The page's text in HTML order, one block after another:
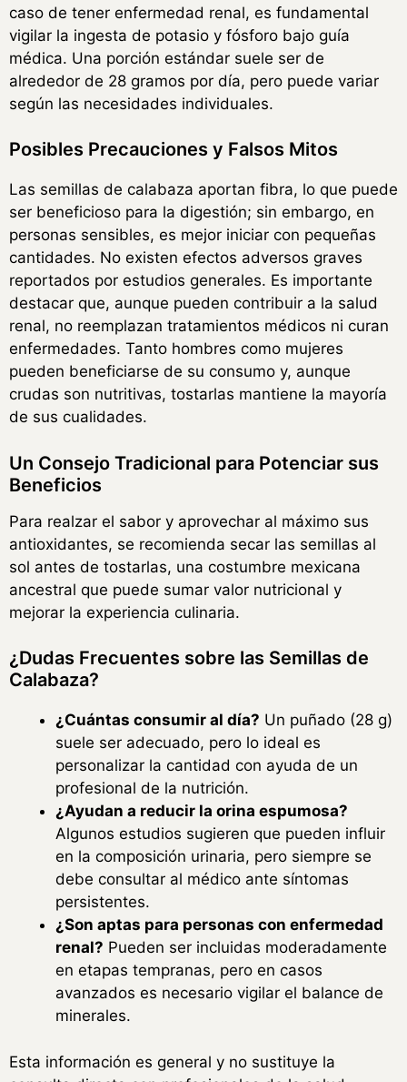
caso de tener enfermedad renal, es fundamental
vigilar la ingesta de potasio y fósforo bajo guía
médica. Una porción estándar suele ser de
alrededor de 28 gramos por día, pero puede variar
según las necesidades individuales.
Posibles Precauciones y Falsos Mitos
Las semillas de calabaza aportan fibra, lo que puede
ser beneficioso para la digestión; sin embargo, en
personas sensibles, es mejor iniciar con pequeñas
cantidades. No existen efectos adversos graves
reportados por estudios generales. Es importante
destacar que, aunque pueden contribuir a la salud
renal, no reemplazan tratamientos médicos ni curan
enfermedades. Tanto hombres como mujeres
pueden beneficiarse de su consumo y, aunque
crudas son nutritivas, tostarlas mantiene la mayoría
de sus cualidades.
Un Consejo Tradicional para Potenciar sus
Beneficios
Para realzar el sabor y aprovechar al máximo sus
antioxidantes, se recomienda secar las semillas al
sol antes de tostarlas, una costumbre mexicana
ancestral que puede sumar valor nutricional y
mejorar la experiencia culinaria.
¿Dudas Frecuentes sobre las Semillas de
Calabaza?
¿Cuántas consumir al día? Un puñado (28 g)
suele ser adecuado, pero lo ideal es
personalizar la cantidad con ayuda de un
profesional de la nutrición.
¿Ayudan a reducir la orina espumosa?
Algunos estudios sugieren que pueden influir
en la composición urinaria, pero siempre se
debe consultar al médico ante síntomas
persistentes.
¿Son aptas para personas con enfermedad
renal? Pueden ser incluidas moderadamente
en etapas tempranas, pero en casos
avanzados es necesario vigilar el balance de
minerales.
Esta información es general y no sustituye la